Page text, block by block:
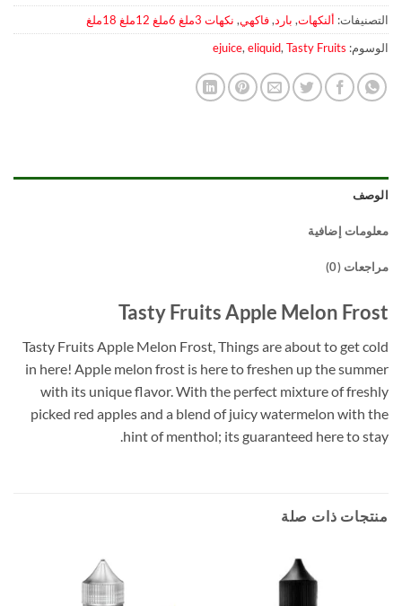
التصنيفات: ألنكهات, بارد,فاكهي, نكهات 3ملغ 6ملغ 12ملغ 18ملغ
الوسوم:
ejuice, eliquid, Tasty Fruits
الوصف
معلومات إضافية
مراجعات (0)
Tasty Fruits Apple Melon Frost
Tasty Fruits Apple Melon Frost, Things are about to get cold
in here! Apple melon frost is here to freshen up the summer
with its unique flavor. With the perfect mixture of freshly
picked red apples and a blend of juicy watermelon with the
hint of menthol; its guaranteed here to stay.
منتجات ذات صلة